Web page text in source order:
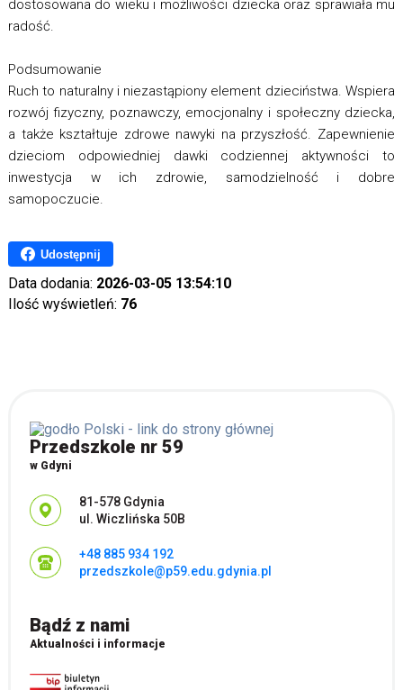
dostosowana do wieku i możliwości dziecka oraz sprawiała mu
radość.
Podsumowanie
Ruch to naturalny i niezastąpiony element dzieciństwa. Wspiera
rozwój fizyczny, poznawczy, emocjonalny i społeczny dziecka,
a także kształtuje zdrowe nawyki na przyszłość. Zapewnienie
dzieciom odpowiedniej dawki codziennej aktywności to
inwestycja w ich zdrowie, samodzielność i dobre
samopoczucie.
Udostępnij
Data dodania: 2026-03-05 13:54:10
Ilość wyświetleń: 76
Przedszkole nr 59
w Gdyni
Adres pocztowy:
81-578 Gdynia
ul. Wiczlińska 50B
+48 885 934 192
przedszkole@p59.edu.gdynia.pl
Bądź z nami
Aktualności i informacje